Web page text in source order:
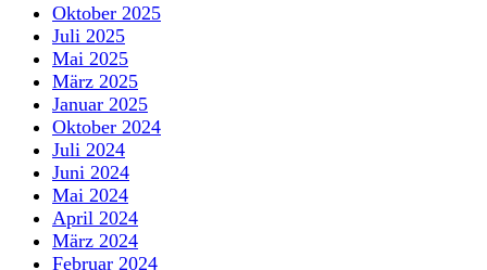
Oktober 2025
Juli 2025
Mai 2025
März 2025
Januar 2025
Oktober 2024
Juli 2024
Juni 2024
Mai 2024
April 2024
März 2024
Februar 2024